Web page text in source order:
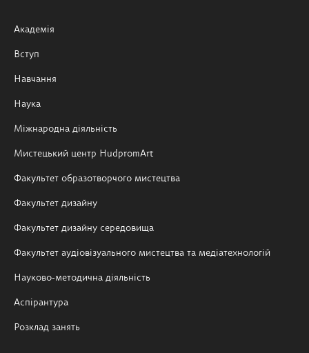
Академія
Вступ
Навчання
Наука
Міжнародна діяльність
Мистецький центр HudpromArt
Факультет образотворчого мистецтва
Факультет дизайну
Факультет дизайну середовища
Факультет аудіовізуального мистецтва та медіатехнологій
Науково-методична діяльність
Аспірантура
Розклад занять